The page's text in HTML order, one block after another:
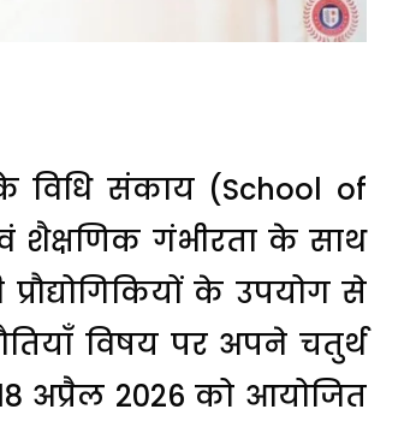
विधि संकाय (School of
शैक्षणिक गंभीरता के साथ
के उपयोग से
विषय पर अपने चतुर्थ
अप्रैल 2026 को आयोजित